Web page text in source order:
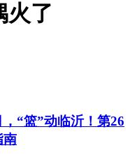
火了
“篮”动临沂！第26
南